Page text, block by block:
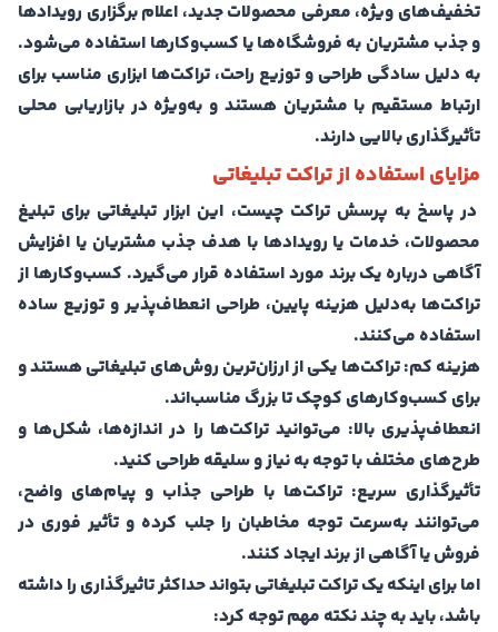
تخفیف‌های ویژه، معرفی محصولات جدید، اعلام برگزاری رویدادها
و جذب مشتریان به فروشگاه‌ها یا کسب‌وکارها استفاده می‌شود.
به دلیل سادگی طراحی و توزیع راحت، تراکت‌ها ابزاری مناسب برای
ارتباط مستقیم با مشتریان هستند و به‌ویژه در بازاریابی محلی
تأثیرگذاری بالایی دارند.
مزایای استفاده از تراکت تبلیغاتی
در پاسخ به پرسش تراکت چیست، این ابزار تبلیغاتی برای تبلیغ
محصولات، خدمات یا رویدادها با هدف جذب مشتریان یا افزایش
آگاهی درباره یک برند مورد استفاده قرار می‌گیرد. کسب‌وکارها از
تراکت‌ها به‌دلیل هزینه پایین، طراحی انعطاف‌پذیر و توزیع ساده
استفاده می‌کنند.
هزینه کم:تراکت‌ها یکی از ارزان‌ترین روش‌های تبلیغاتی هستند و
برای کسب‌وکارهای کوچک تا بزرگ مناسب‌اند.
انعطاف‌پذیری بالا: می‌توانید تراکت‌ها را در اندازه‌ها، شکل‌ها و
طرح‌های مختلف با توجه به نیاز و سلیقه طراحی کنید.
تأثیرگذاری سریع: تراکت‌ها با طراحی جذاب و پیام‌های واضح،
می‌توانند به‌سرعت توجه مخاطبان را جلب کرده و تأثیر فوری در
فروش یا آگاهی از برند ایجاد کنند.
اما برای اینکه یک تراکت تبلیغاتی بتواند حداکثر تاثیرگذاری را داشته
باشد، باید به چند نکته مهم توجه کرد: